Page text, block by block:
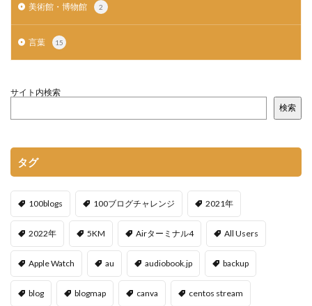
美術館・博物館 2
言葉 15
サイト内検索
検索
タグ
100blogs 100ブログチャレンジ 2021年
2022年 5KM Airターミナル4 All Users
Apple Watch au audiobook.jp backup
blog blogmap canva centos stream